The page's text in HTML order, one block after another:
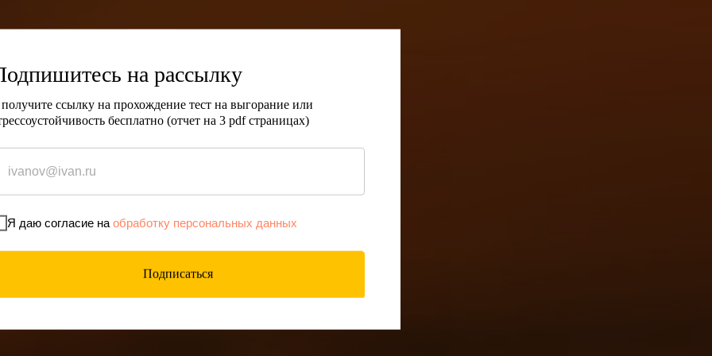
на рассылку
ссылку на прохождение тест на выгорание или
бесплатно (отчет на 3 pdf страницах)
Я даю согласие на обработку персональных данных
Подписаться